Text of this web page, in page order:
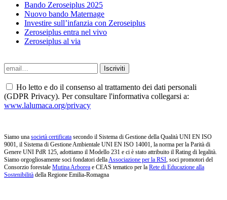
Bando Zeroseiplus 2025
Nuovo bando Maternage
Investire sull’infanzia con Zeroseiplus
Zeroseiplus entra nel vivo
Zeroseiplus al via
Ho letto e do il consenso al trattamento dei dati personali
(GDPR Privacy). Per consultare l'informativa collegarsi a:
www.lalumaca.org/privacy
Siamo una società certificata secondo il Sistema di Gestione della Qualità UNI EN ISO
9001, il Sistema di Gestione Ambientale UNI EN ISO 14001, la norma per la Parità di
Genere UNI PdR 125, adottiamo il Modello 231 e ci è stato attribuito il Rating di legalità.
Siamo orgogliosamente soci fondatori dellaAssociazione per la RSI, soci promotori del
Consorzio forestale Mutina Arborea e CEAS tematico per la Rete di Educazione alla
Sostenibilità della Regione Emilia-Romagna